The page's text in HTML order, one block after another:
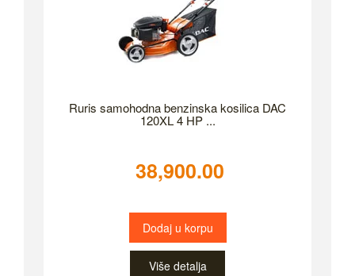
Ruris samohodna benzinska kosilica DAC
120XL 4 HP ...
38,900.00
Dodaj u korpu
Više detalja